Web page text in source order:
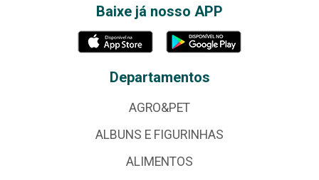
Baixe já nosso APP
Departamentos
AGRO&PET
ALBUNS E FIGURINHAS
ALIMENTOS